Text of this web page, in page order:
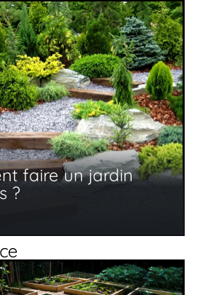
faire un jardin
?